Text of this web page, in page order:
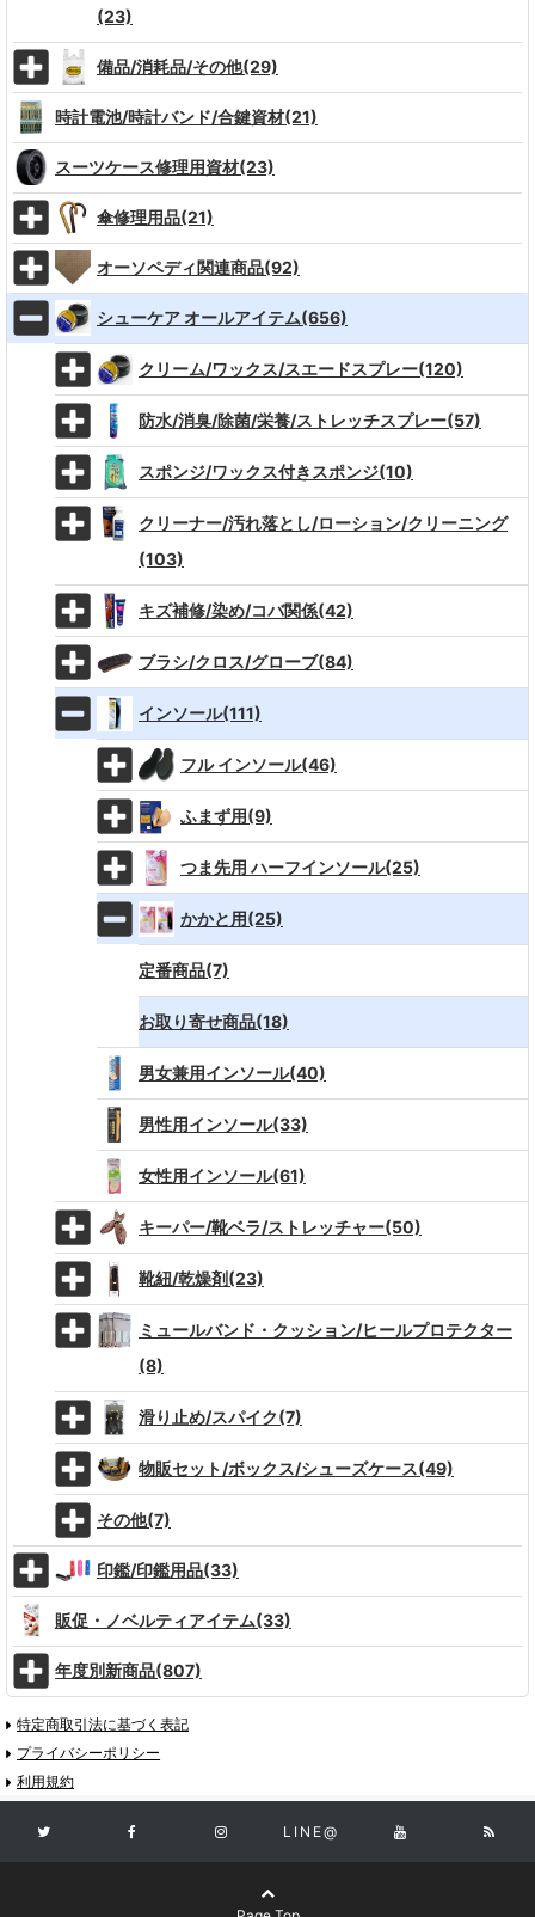
(23)
備品/消耗品/その他(29)
時計電池/時計バンド/合鍵資材(21)
スーツケース修理用資材(23)
傘修理用品(21)
オーソペディ関連商品(92)
シューケア オールアイテム(656)
クリーム/ワックス/スエードスプレー(120)
防水/消臭/除菌/栄養/ストレッチスプレー(57)
スポンジ/ワックス付きスポンジ(10)
クリーナー/汚れ落とし/ローション/クリーニング
(103)
キズ補修/染め/コバ関係(42)
ブラシ/クロス/グローブ(84)
インソール(111)
フル インソール(46)
ふまず用(9)
つま先用 ハーフインソール(25)
かかと用(25)
定番商品(7)
お取り寄せ商品(18)
男女兼用インソール(40)
男性用インソール(33)
女性用インソール(61)
キーパー/靴ベラ/ストレッチャー(50)
靴紐/乾燥剤(23)
ミュールバンド・クッション/ヒールプロテクター
(8)
滑り止め/スパイク(7)
物販セット/ボックス/シューズケース(49)
その他(7)
印鑑/印鑑用品(33)
販促・ノベルティアイテム(33)
年度別新商品(807)
特定商取引法に基づく表記
プライバシーポリシー
利用規約
LINE@